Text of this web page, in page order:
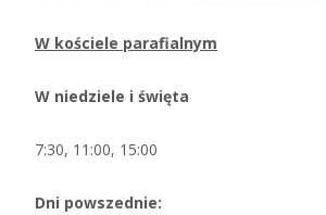
W kościele parafialnym
W niedziele i święta
7:30, 11:00, 15:00
Dni powszednie: